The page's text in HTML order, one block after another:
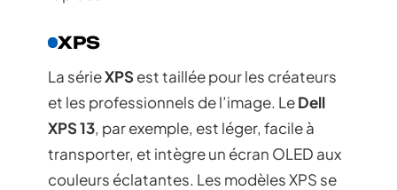
XPS
La sérieXPSest taillée pour les créateurs
et les professionnels de l’image. LeDell
XPS 13, par exemple, est léger, facile à
transporter, et intègre un écran OLED aux
couleurs éclatantes. Les modèles XPS se